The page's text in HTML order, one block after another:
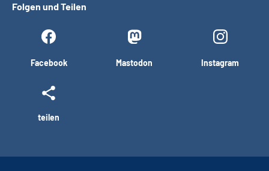
Folgen und Teilen
Facebook Mastodon Instagram
teilen